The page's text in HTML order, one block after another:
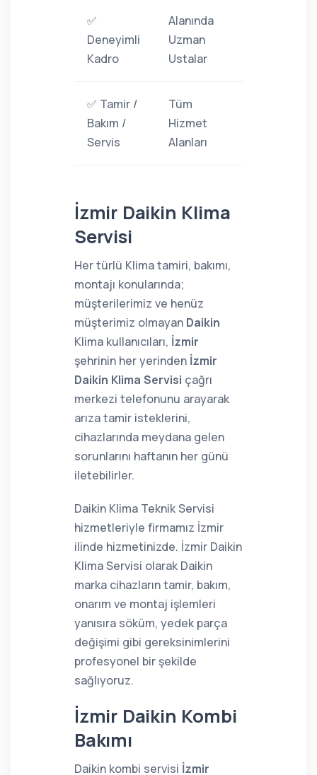
✅
Deneyimli
Kadro
Alanında
Uzman
Ustalar
✅ Tamir /
Bakım /
Servis
Tüm
Hizmet
Alanları
İzmir Daikin Klima
Servisi
Her türlü Klima tamiri, bakımı,
montajı konularında;
müşterilerimiz ve henüz
müşterimiz olmayan Daikin
Klima kullanıcıları, İzmir
şehrinin her yerinden İzmir
Daikin Klima Servisi çağrı
merkezi telefonunu arayarak
arıza tamir isteklerini,
cihazlarında meydana gelen
sorunlarını haftanın her günü
iletebilirler.
Daikin Klima Teknik Servisi
hizmetleriyle firmamız İzmir
ilinde hizmetinizde. İzmir Daikin
Klima Servisi olarak Daikin
marka cihazların tamir, bakım,
onarım ve montaj işlemleri
yanısıra söküm, yedek parça
değişimi gibi gereksinimlerini
profesyonel bir şekilde
sağlıyoruz.
İzmir Daikin Kombi
Bakımı
Daikin kombi servisi İzmir